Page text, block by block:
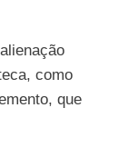
como
que